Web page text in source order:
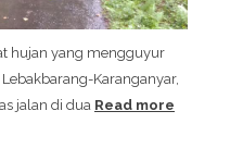
hujan yang mengguyur
Karanganyar,
jalan di dua Read more